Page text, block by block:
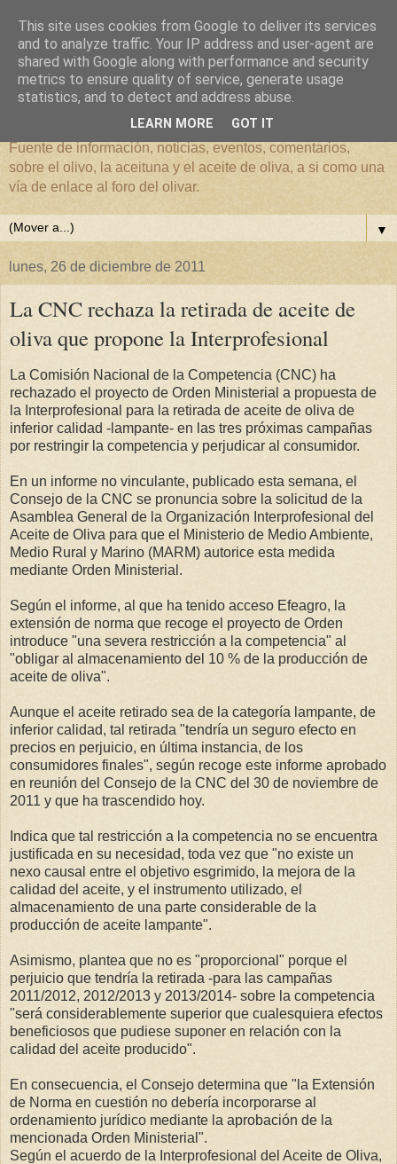
El mundo del Olivar
Fuente de información, noticias, eventos, comentarios,
sobre el olivo, la aceituna y el aceite de oliva, a si como una
vía de enlace al foro del olivar.
▼
lunes, 26 de diciembre de 2011
La CNC rechaza la retirada de aceite de
oliva que propone la Interprofesional
La Comisión Nacional de la Competencia (CNC) ha
rechazado el proyecto de Orden Ministerial a propuesta de
la Interprofesional para la retirada de aceite de oliva de
inferior calidad -lampante- en las tres próximas campañas
por restringir la competencia y perjudicar al consumidor.
En un informe no vinculante, publicado esta semana, el
Consejo de la CNC se pronuncia sobre la solicitud de la
Asamblea General de la Organización Interprofesional del
Aceite de Oliva para que el Ministerio de Medio Ambiente,
Medio Rural y Marino (MARM) autorice esta medida
mediante Orden Ministerial.
Según el informe, al que ha tenido acceso Efeagro, la
extensión de norma que recoge el proyecto de Orden
introduce "una severa restricción a la competencia" al
"obligar al almacenamiento del 10 % de la producción de
aceite de oliva".
Aunque el aceite retirado sea de la categoría lampante, de
inferior calidad, tal retirada "tendría un seguro efecto en
precios en perjuicio, en última instancia, de los
consumidores finales", según recoge este informe aprobado
en reunión del Consejo de la CNC del 30 de noviembre de
2011 y que ha trascendido hoy.
Indica que tal restricción a la competencia no se encuentra
justificada en su necesidad, toda vez que "no existe un
nexo causal entre el objetivo esgrimido, la mejora de la
calidad del aceite, y el instrumento utilizado, el
almacenamiento de una parte considerable de la
producción de aceite lampante".
Asimismo, plantea que no es "proporcional" porque el
perjuicio que tendría la retirada -para las campañas
2011/2012, 2012/2013 y 2013/2014- sobre la competencia
"será considerablemente superior que cualesquiera efectos
beneficiosos que pudiese suponer en relación con la
calidad del aceite producido".
En consecuencia, el Consejo determina que "la Extensión
de Norma en cuestión no debería incorporarse al
ordenamiento jurídico mediante la aprobación de la
mencionada Orden Ministerial".
Según el acuerdo de la Interprofesional del Aceite de Oliva,
This site uses cookies from Google to deliver its services
and to analyze traffic. Your IP address and user-agent are
shared with Google along with performance and security
metrics to ensure quality of service, generate usage
statistics, and to detect and address abuse.
LEARN MORE GOT IT